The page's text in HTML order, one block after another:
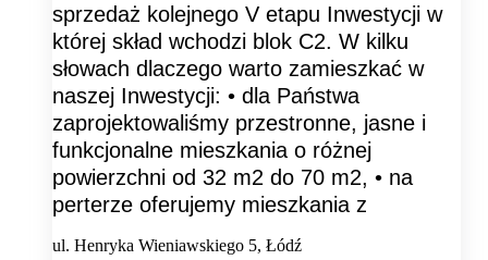
sprzedaż kolejnego V etapu Inwestycji w
której skład wchodzi blok C2. W kilku
słowach dlaczego warto zamieszkać w
naszej Inwestycji: • dla Państwa
zaprojektowaliśmy przestronne, jasne i
funkcjonalne mieszkania o różnej
powierzchni od 32 m2 do 70 m2, • na
perterze oferujemy mieszkania z
ul. Henryka Wieniawskiego 5, Łódź